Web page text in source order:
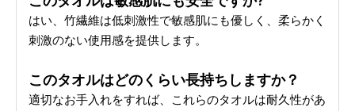
はい、竹繊維は低刺激性で敏感肌にも優しく、柔らかく
刺激のない使用感を提供します。
このタオルはどのくらい長持ちしますか？
適切なお手入れをすれば、これらのタオルは耐久性があ